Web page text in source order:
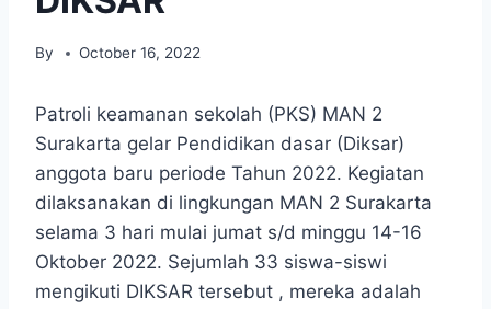
By October 16, 2022
Patroli keamanan sekolah (PKS) MAN 2
Surakarta gelar Pendidikan dasar (Diksar)
anggota baru periode Tahun 2022. Kegiatan
dilaksanakan di lingkungan MAN 2 Surakarta
selama 3 hari mulai jumat s/d minggu 14-16
Oktober 2022. Sejumlah 33 siswa-siswi
mengikuti DIKSAR tersebut , mereka adalah